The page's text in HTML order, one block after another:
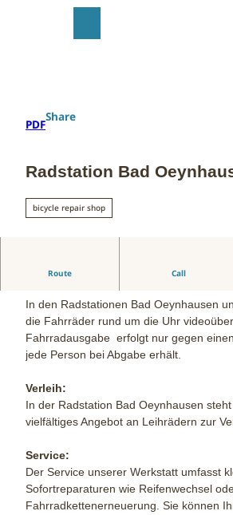
PDF
Share
Radstation Bad
bicycle repair shop
Route Call
Bewachung:
In den Radstationen Bad Oeynhausen
die Fahrräder rund um die Uhr
Fahrradausgabe erfolgt nur gegen
jede Person bei Abgabe erhält.
Verleih:
In der Radstation Bad Oeynhausen
vielfältiges Angebot an Leihrädern zur
Service:
Der Service unserer Werkstatt umfasst
Sofortreparaturen wie Reifenwechsel
Fahrradkettenerneuerung. Sie können